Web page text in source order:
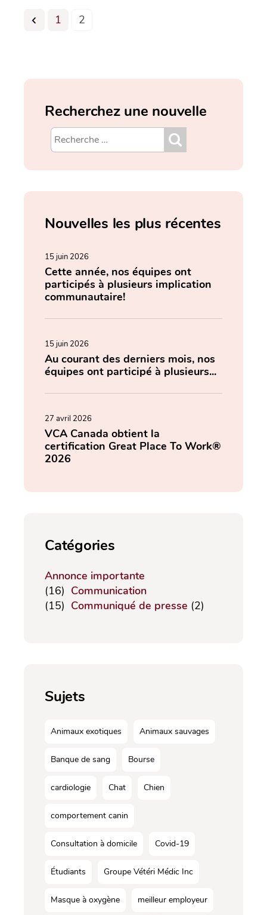
1 2
Recherchez une nouvelle
Nouvelles les plus récentes
15 juin 2026
Cette année, nos équipes ont
participés à plusieurs implication
communautaire!
15 juin 2026
Au courant des derniers mois, nos
équipes ont participé à plusieurs...
27 avril 2026
VCA Canada obtient la
certification Great Place To Work®
2026
Catégories
Annonce importante
(16) Communication
(15) Communiqué de presse (2)
Sujets
Animaux exotiques Animaux sauvages
Banque de sang Bourse
cardiologie Chat Chien
comportement canin
Consultation à domicile Covid-19
Étudiants Groupe Vétéri Médic Inc
Masque à oxygène meilleur employeur